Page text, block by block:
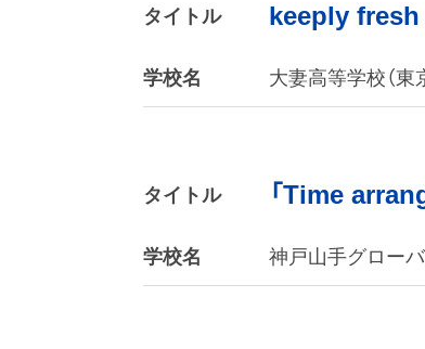
タイトル keeply fresh
学校名 大妻高等学校（東
タイトル 「Time
学校名 神戸山手グローバ